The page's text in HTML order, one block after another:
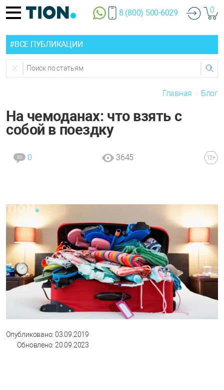
8 (800) 500-6029 0
#ВСЕ ПУБЛИКАЦИИ
Главная Блог
На чемоданах: что взять с
собой в поездку
0 3645
Опубликовано: 03.09.2019
Обновлено: 20.09.2023